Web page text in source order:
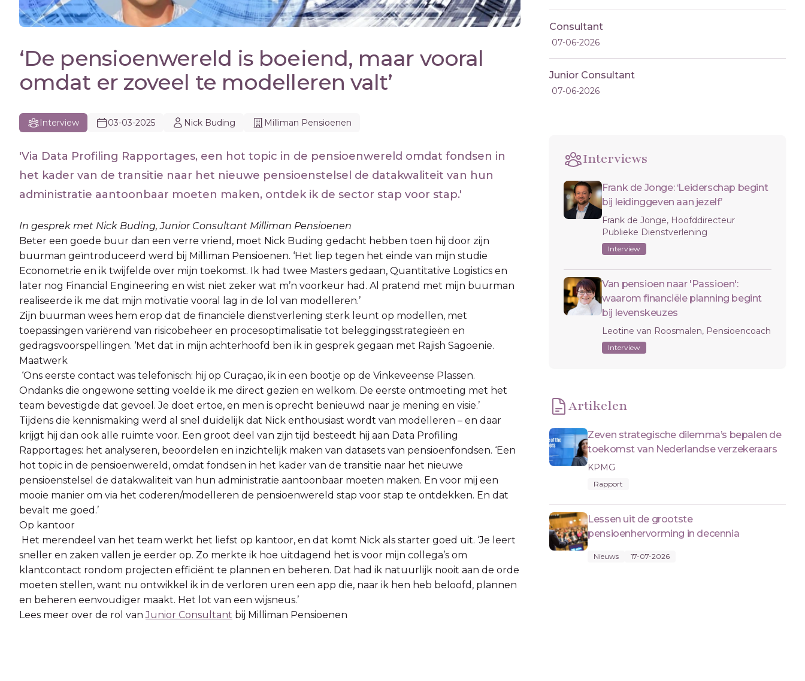
‘De pensioenwereld is boeiend, maar vooral
omdat er zoveel te modelleren valt’
Interview 03-03-2025 Nick Buding Milliman Pensioenen
'Via Data Profiling Rapportages, een hot topic in de pensioenwereld omdat fondsen in
het kader van de transitie naar het nieuwe pensioenstelsel de datakwaliteit van hun
administratie aantoonbaar moeten maken, ontdek ik de sector stap voor stap.'
In gesprek met Nick Buding, Junior Consultant Milliman Pensioenen
Beter een goede buur dan een verre vriend, moet Nick Buding gedacht hebben toen hij door zijn
buurman geïntroduceerd werd bij Milliman Pensioenen. ‘Het liep tegen het einde van mijn studie
Econometrie en ik twijfelde over mijn toekomst. Ik had twee Masters gedaan, Quantitative Logistics en
later nog Financial Engineering en wist niet zeker wat m’n voorkeur had. Al pratend met mijn buurman
realiseerde ik me dat mijn motivatie vooral lag in de lol van modelleren.’
Zijn buurman wees hem erop dat de financiële dienstverlening sterk leunt op modellen, met
toepassingen variërend van risicobeheer en procesoptimalisatie tot beleggingsstrategieën en
gedragsvoorspellingen. ‘Met dat in mijn achterhoofd ben ik in gesprek gegaan met Rajish Sagoenie.
Maatwerk
‘Ons eerste contact was telefonisch: hij op Curaçao, ik in een bootje op de Vinkeveense Plassen.
Ondanks die ongewone setting voelde ik me direct gezien en welkom. De eerste ontmoeting met het
team bevestigde dat gevoel. Je doet ertoe, en men is oprecht benieuwd naar je mening en visie.’
Tijdens die kennismaking werd al snel duidelijk dat Nick enthousiast wordt van modelleren – en daar
krijgt hij dan ook alle ruimte voor. Een groot deel van zijn tijd besteedt hij aan Data Profiling
Rapportages: het analyseren, beoordelen en inzichtelijk maken van datasets van pensioenfondsen. ‘Een
hot topic in de pensioenwereld, omdat fondsen in het kader van de transitie naar het nieuwe
pensioenstelsel de datakwaliteit van hun administratie aantoonbaar moeten maken. En voor mij een
mooie manier om via het coderen/modelleren de pensioenwereld stap voor stap te ontdekken. En dat
bevalt me goed.’
Op kantoor
Het merendeel van het team werkt het liefst op kantoor, en dat komt Nick als starter goed uit. ‘Je leert
sneller en zaken vallen je eerder op. Zo merkte ik hoe uitdagend het is voor mijn collega’s om
klantcontact rondom projecten efficiënt te plannen en beheren. Dat had ik natuurlijk nooit aan de orde
moeten stellen, want nu ontwikkel ik in de verloren uren een app die, naar ik hen heb beloofd, plannen
en beheren eenvoudiger maakt. Het lot van een wijsneus.’
Lees meer over de rol vanJunior Consultant bij Milliman Pensioenen
Consultant
07-06-2026
Junior Consultant
07-06-2026
Interviews
Frank de Jonge: ‘Leiderschap begint
bij leidinggeven aan jezelf’
Frank de Jonge, Hoofddirecteur
Publieke Dienstverlening
Interview
Van pensioen naar 'Passioen':
waarom financiële planning begint
bij levenskeuzes
Leotine van Roosmalen, Pensioencoach
Interview
Artikelen
Zeven strategische dilemma’s bepalen de
toekomst van Nederlandse verzekeraars
KPMG
Rapport
Lessen uit de grootste
pensioenhervorming in decennia
Nieuws 17-07-2026